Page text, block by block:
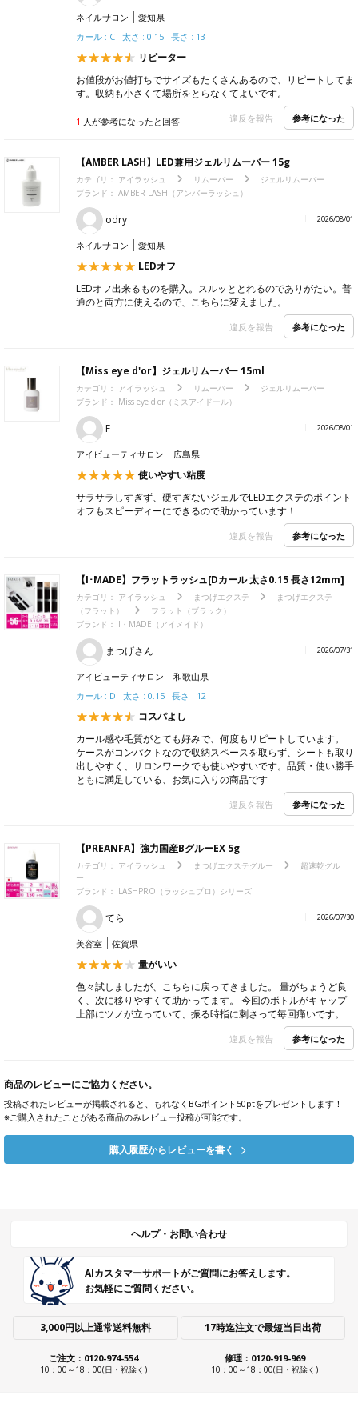
ネイルサロン
愛知県
カール : C 太さ : 0.15 長さ : 13
リピーター
お値段がお値打ちでサイズもたくさんあるので、リピートしてま
す。収納も小さくて場所をとらなくてよいです。
1 人が参考になったと回答 違反を報告 参考になった
【AMBER LASH】LED兼用ジェルリムーバー 15g
カテゴリ： アイラッシュ リムーバー
ジェルリムーバー
ブランド： AMBER LASH（アンバーラッシュ）
odry 2026/08/01
ネイルサロン 愛知県
LEDオフ
LEDオフ出来るものを購入。スルッととれるのでありがたい。普
通のと両方に使えるので、こちらに変えました。
違反を報告 参考になった
【Miss eye d'or】ジェルリムーバー 15ml
カテゴリ： アイラッシュ リムーバー
ジェルリムーバー
ブランド： Miss eye d'or（ミスアイドール）
F 2026/08/01
アイビューティサロン 広島県
使いやすい粘度
サラサラしすぎず、硬すぎないジェルでLEDエクステのポイント
オフもスピーディーにできるので助かっています！
違反を報告 参考になった
【I･MADE】フラットラッシュ[Dカール 太さ0.15 長さ12mm]
カテゴリ： アイラッシュ まつげエクステ
まつげエクステ
（フラット）
フラット（ブラック）
ブランド： I・MADE（アイメイド）
まつげさん 2026/07/31
アイビューティサロン
和歌山県
カール : D 太さ : 0.15 長さ : 12
コスパよし
カール感や毛質がとても好みで、何度もリピートしています。
ケースがコンパクトなので収納スペースを取らず、シートも取り
出しやすく、サロンワークでも使いやすいです。品質・使い勝手
ともに満足している、お気に入りの商品です
違反を報告 参考になった
【PREANFA】強力国産BグルーEX 5g
カテゴリ： アイラッシュ まつげエクステグルー
超速乾グル
ー
ブランド： LASHPRO（ラッシュプロ）シリーズ
てら 2026/07/30
美容室 佐賀県
量がいい
色々試しましたが、こちらに戻ってきました。 量がちょうど良
く、次に移りやすくて助かってます。 今回のボトルがキャップ
上部にツノが立っていて、振る時指に刺さって毎回痛いです。
違反を報告 参考になった
商品のレビューにご協力ください。
投稿されたレビューが掲載されると、もれなくBGポイント50ptをプレゼントします！
※ご購入されたことがある商品のみレビュー投稿が可能です。
購入履歴からレビューを書く
ヘルプ・お問い合わせ
AIカスタマーサポートがご質問にお答えします。
お気軽にご質問ください。
3,000円以上通常送料無料 17時迄注文で最短当日出荷
ご注文：0120-974-554
10：00～18：00(日・祝除く)
修理：0120-919-969
10：00～18：00(日・祝除く)